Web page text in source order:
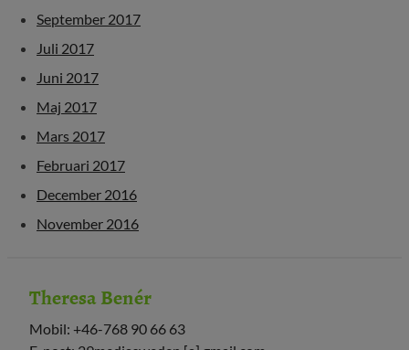
September 2017
Juli 2017
Juni 2017
Maj 2017
Mars 2017
Februari 2017
December 2016
November 2016
Theresa Benér
Mobil: +46-768 90 66 63